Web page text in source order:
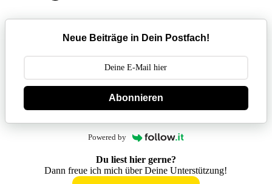
Neue Beiträge in Dein Postfach!
Abonnieren
Powered by
Du liest hier gerne?
Dann freue ich mich über Deine Unterstützung!